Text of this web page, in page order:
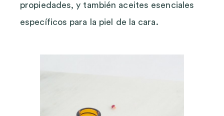
propiedades, y también aceites esenciales
específicos para la piel de la cara.